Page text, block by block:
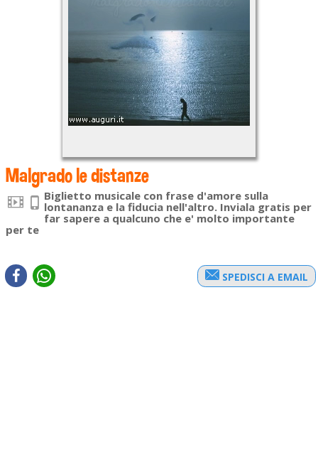
Malgrado le distanze
Biglietto musicale con frase d'amore sulla
lontananza e la fiducia nell'altro. Inviala gratis per
far sapere a qualcuno che e' molto importante
per te
SPEDISCI A EMAIL